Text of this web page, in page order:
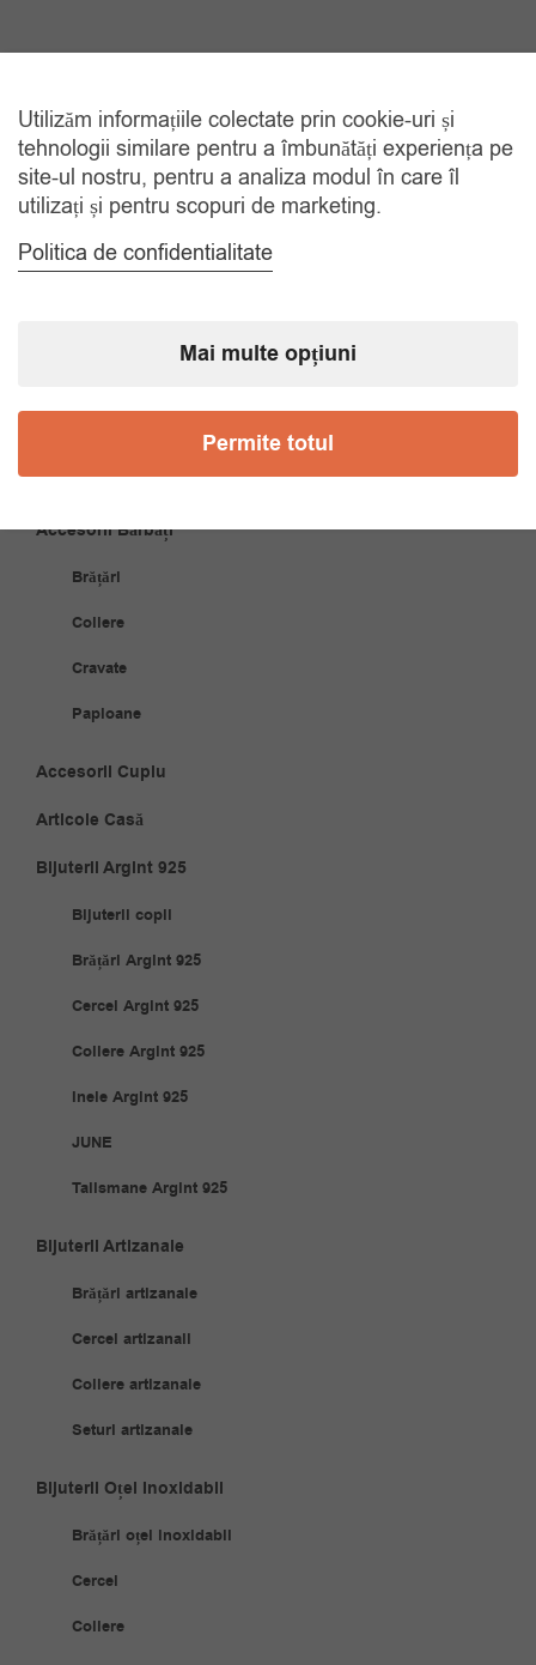
TRANSPORT GRATUIT
La comenzi de peste 150 lei
Gratuit, indiferent de motiv
Tel. 0770420114
Accesorii Bărbăți
Brățări
Coliere
Cravate
Papioane
Accesorii Cuplu
Articole Casă
Bijuterii Argint 925
Bijuterii copii
Brățări Argint 925
Cercei Argint 925
Coliere Argint 925
Inele Argint 925
JUNE
Talismane Argint 925
Bijuterii Artizanale
Brățări artizanale
Cercei artizanali
Coliere artizanale
Seturi artizanale
Bijuterii Oțel Inoxidabil
Brățări oțel inoxidabil
Cercei
Coliere
Utilizăm informațiile colectate prin cookie-uri și
tehnologii similare pentru a îmbunătăți experiența pe
site-ul nostru, pentru a analiza modul în care îl
utilizați și pentru scopuri de marketing.
Politica de confidentialitate
Mai multe opțiuni
Permite totul